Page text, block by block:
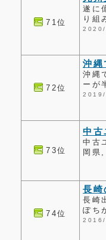
71位
遂に
り組
72位
沖縄
沖縄
ーが
73位
中
中古
岡県
74位
長崎
長崎
ぽち